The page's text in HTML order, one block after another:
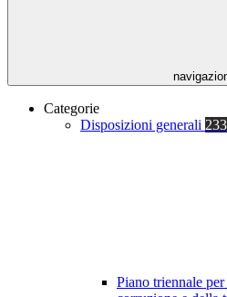
Categorie
Disposizioni generali 233
Piano triennale